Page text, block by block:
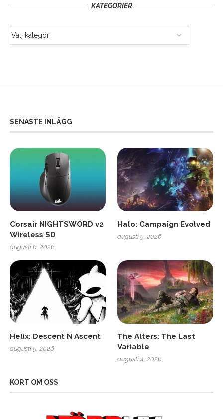
KATEGORIER
SENASTE INLÄGG
Corsair NIGHTSWORD v2
Wireless SD
augusti 6, 2026
Halo: Campaign Evolved
augusti 5, 2026
Helix: Descent N Ascent
augusti 5, 2026
The Alters: The Last
Variable
augusti 4, 2026
KORT OM OSS